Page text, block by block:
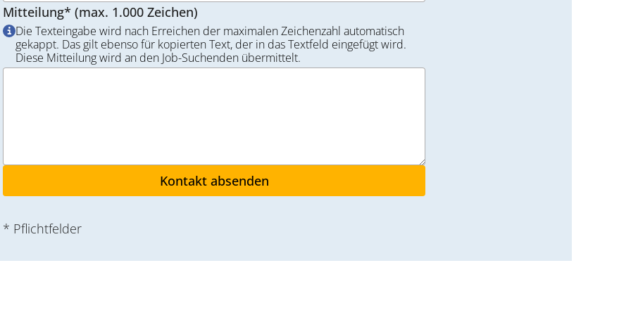
Die Texteingabe wird nach Erreichen der maximalen Zeichenzahl automatisch
gekappt. Das gilt ebenso für kopierten Text, der in das Textfeld eingefügt wird.
Diese Mitteilung wird an den Job-Suchenden übermittelt.
Mitteilung* (max. 1.000 Zeichen)
* Pflichtfelder